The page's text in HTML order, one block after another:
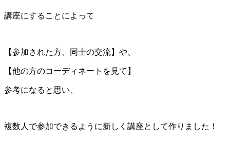
講座にすることによって
【参加された方、同士の交流】や、
【他の方のコーディネートを見て】
参考になると思い、
複数人で参加できるように新しく講座として作りました！